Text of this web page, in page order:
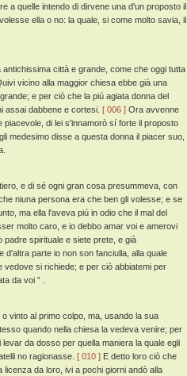
a quelle intendo di dirvene una d'un proposto il
ella o no: la quale, si come molto savia, il
città e grande, come che oggi tutta
vicino alla maggior chiesa ebbe già una
e per ciò che la piú agiata donna del
assai dabbene e cortesi. [ 006 ] Ora avvenne
di lei s'innamorò sí forte il proposto
medesimo disse a questa donna il piacer suo,
e di sé ogni gran cosa presummeva, con
niuna persona era che ben gli volesse; e se
ma ella l'aveva piú in odio che il mal del
molto caro, e io debbo amar voi e amerovi
padre spirituale e siete prete, e già
parte io non son fanciulla, alla quale
vedove si richiede; e per ciò abbiatemi per
da voi ” .
vinto al primo colpo, ma, usando la sua
quando nella chiesa la vedeva venire; per
da dosso per quella maniera la quale egli
no ragionasse. [ 010 ] E detto loro ciò che
da loro, ivi a pochi giorni andò alla